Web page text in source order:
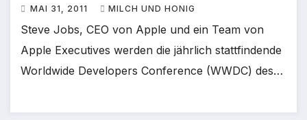
MAI 31, 2011 MILCH UND HONIG
Steve Jobs, CEO von Apple und ein Team von
Apple Executives werden die jährlich stattfindende
Worldwide Developers Conference (WWDC) des…